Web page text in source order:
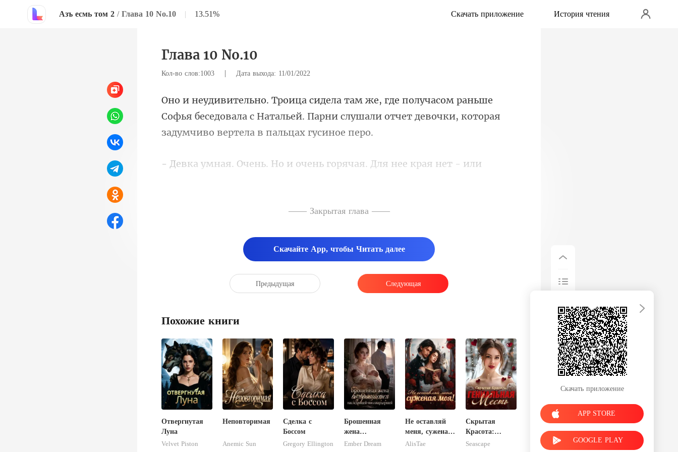
Азъ есмь том 2 / Глава 10 No.10 | 13.51% Скачать приложение История чтения
Глава 10 No.10
Кол-во слов:1003 | Дата выхода: 11/01/2022
раньше
Софья беседовала с Натальей. Парни слушали отчет д
- или
—— Закрытая глава ——
Скачайте App, чтобы Читать далее
Предыдущая Следующая
Похожие книги
Отвергнутая
Луна
Velvet Piston
Неповторимая
Anemic Sun
Сделка с
Боссом
Gregory Ellington
Брошенная
жена
возвращается
Ember Dream
Не оставляй
меня, суженая
моя!
AlisTae
Скрытая
Красота:
Гениальная
Seascape
Скачать приложение
APP STORE
GOOGLE PLAY